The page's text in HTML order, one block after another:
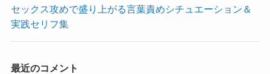
セックス攻めで盛り上がる言葉責めシチュエーション＆
実践セリフ集
最近のコメント